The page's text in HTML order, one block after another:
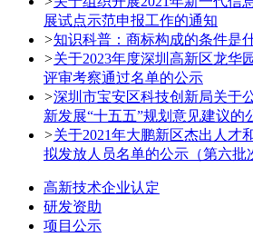
展试点示范申报工作的通知
>知识科普：商标构成的条件是
>关于2023年度深圳高新区龙华
评审考察通过名单的公示
>深圳市宝安区科技创新局关于
新发展“十五五”规划意见建议的
>关于2021年大鹏新区杰出人才
拟发放人员名单的公示（第六批
高新技术企业认定
研发资助
项目公示